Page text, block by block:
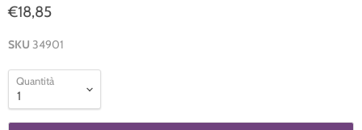
€18,85
SKU 34901
Quantità